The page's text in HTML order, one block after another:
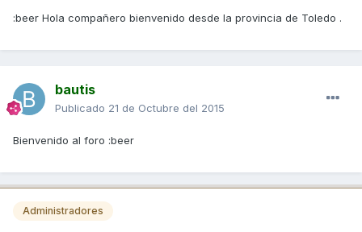
:beer Hola compañero bienvenido desde la provincia de Toledo .
bautis
Publicado 21 de Octubre del 2015
Bienvenido al foro :beer
Administradores